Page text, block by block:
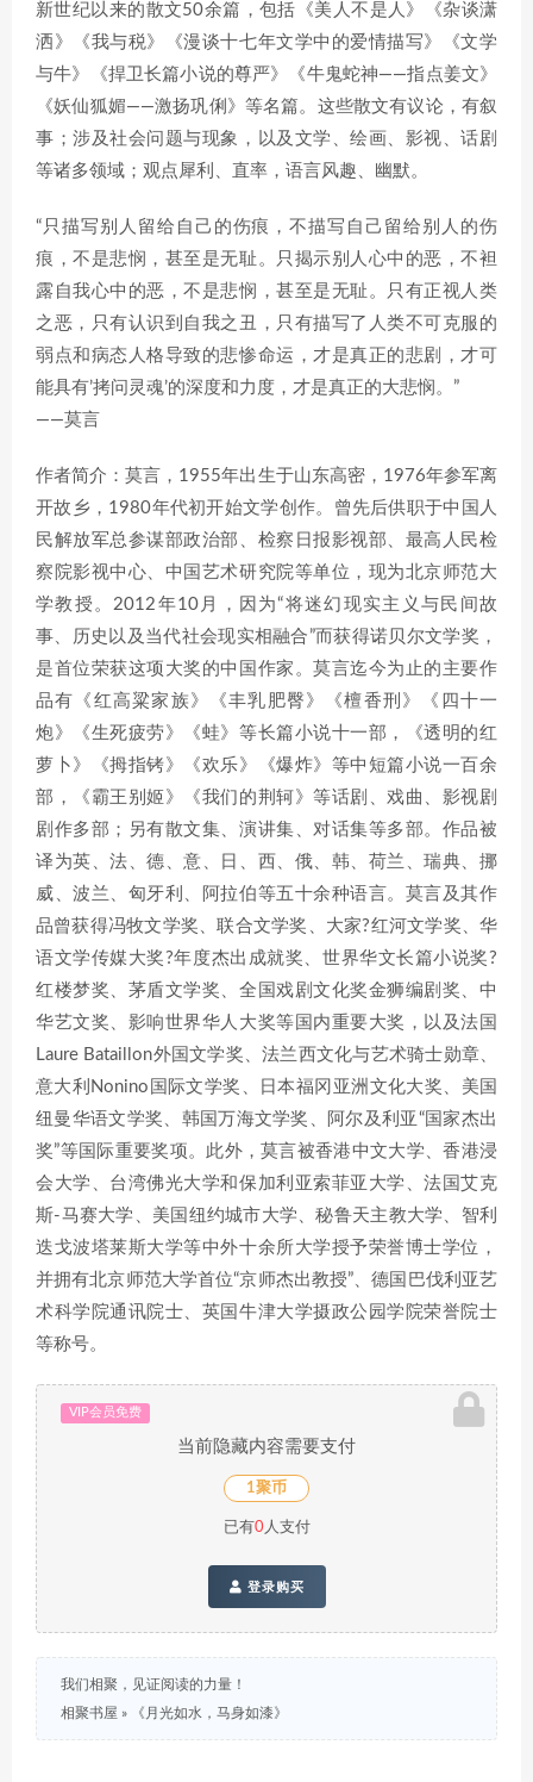
新世纪以来的散文50余篇，包括《美人不是人》《杂谈潇
洒》《我与税》《漫谈十七年文学中的爱情描写》《文学
与牛》《捍卫长篇小说的尊严》《牛鬼蛇神——指点姜文》
《妖仙狐媚——激扬巩俐》等名篇。这些散文有议论，有叙
事；涉及社会问题与现象，以及文学、绘画、影视、话剧
等诸多领域；观点犀利、直率，语言风趣、幽默。
“只描写别人留给自己的伤痕，不描写自己留给别人的伤
痕，不是悲悯，甚至是无耻。只揭示别人心中的恶，不袒
露自我心中的恶，不是悲悯，甚至是无耻。只有正视人类
之恶，只有认识到自我之丑，只有描写了人类不可克服的
弱点和病态人格导致的悲惨命运，才是真正的悲剧，才可
能具有’拷问灵魂’的深度和力度，才是真正的大悲悯。”
——莫言
作者简介：莫言，1955年出生于山东高密，1976年参军离
开故乡，1980年代初开始文学创作。曾先后供职于中国人
民解放军总参谋部政治部、检察日报影视部、最高人民检
察院影视中心、中国艺术研究院等单位，现为北京师范大
学教授。2012年10月，因为“将迷幻现实主义与民间故
事、历史以及当代社会现实相融合”而获得诺贝尔文学奖，
是首位荣获这项大奖的中国作家。莫言迄今为止的主要作
品有《红高粱家族》《丰乳肥臀》《檀香刑》《四十一
炮》《生死疲劳》《蛙》等长篇小说十一部，《透明的红
萝卜》《拇指铐》《欢乐》《爆炸》等中短篇小说一百余
部，《霸王别姬》《我们的荆轲》等话剧、戏曲、影视剧
剧作多部；另有散文集、演讲集、对话集等多部。作品被
译为英、法、德、意、日、西、俄、韩、荷兰、瑞典、挪
威、波兰、匈牙利、阿拉伯等五十余种语言。莫言及其作
品曾获得冯牧文学奖、联合文学奖、大家?红河文学奖、华
语文学传媒大奖?年度杰出成就奖、世界华文长篇小说奖?
红楼梦奖、茅盾文学奖、全国戏剧文化奖金狮编剧奖、中
华艺文奖、影响世界华人大奖等国内重要大奖，以及法国
Laure Bataillon外国文学奖、法兰西文化与艺术骑士勋章、
意大利Nonino国际文学奖、日本福冈亚洲文化大奖、美国
纽曼华语文学奖、韩国万海文学奖、阿尔及利亚“国家杰出
奖”等国际重要奖项。此外，莫言被香港中文大学、香港浸
会大学、台湾佛光大学和保加利亚索菲亚大学、法国艾克
斯-马赛大学、美国纽约城市大学、秘鲁天主教大学、智利
迭戈波塔莱斯大学等中外十余所大学授予荣誉博士学位，
并拥有北京师范大学首位“京师杰出教授”、德国巴伐利亚艺
术科学院通讯院士、英国牛津大学摄政公园学院荣誉院士
等称号。
VIP会员免费
当前隐藏内容需要支付
1聚币
已有0人支付
登录购买
我们相聚，见证阅读的力量！
相聚书屋 » 《月光如水，马身如漆》